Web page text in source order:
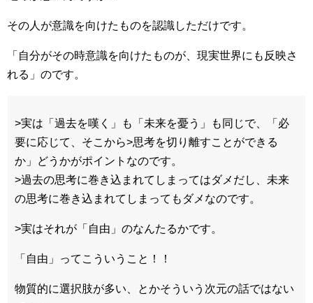
その人が意識を向けたものを認識しただけです。
「自分がその時意識を向けたものが、現実世界にも反映さ
れる」のです。
>実は「過去を嘆く」も「未来を憂う」も同じで、「必
要に応じて、そこから>思考を切り離すことができる
か」どうかがポイントなのです。
>過去の思考に巻き込まれてしまってはダメだし、未来
の思考に巻き込まれてしまってもダメなのです。
>実はそれが「自由」のなんたるかです。
「自由」ってこういうこと！！
物質的に選択肢が多い、とかそういう次元の話ではない